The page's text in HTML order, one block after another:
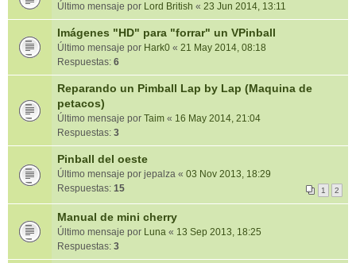
Último mensaje por Lord British « 23 Jun 2014, 13:11
Imágenes "HD" para "forrar" un VPinball
Último mensaje por Hark0 « 21 May 2014, 08:18
Respuestas: 6
Reparando un Pimball Lap by Lap (Maquina de
petacos)
Último mensaje por Taim « 16 May 2014, 21:04
Respuestas: 3
Pinball del oeste
Último mensaje por jepalza « 03 Nov 2013, 18:29
Respuestas: 15 1 2
Manual de mini cherry
Último mensaje por Luna « 13 Sep 2013, 18:25
Respuestas: 3